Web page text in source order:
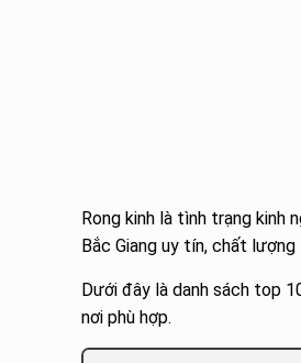
Rong kinh là tình trạng kinh
Bắc Giang uy tín, chất lượng
Dưới đây là danh sách top
nơi phù hợp.